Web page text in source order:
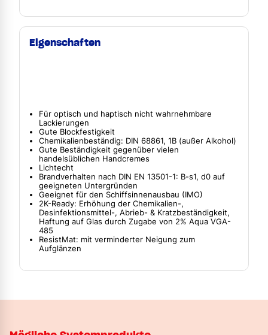
Eigenschaften
Für optisch und haptisch nicht wahrnehmbare
Lackierungen
Gute Blockfestigkeit
Chemikalienbeständig: DIN 68861, 1B (außer Alkohol)
Gute Beständigkeit gegenüber vielen
handelsüblichen Handcremes
Lichtecht
Brandverhalten nach DIN EN 13501-1: B-s1, d0 auf
geeigneten Untergründen
Geeignet für den Schiffsinnenausbau (IMO)
2K-Ready: Erhöhung der Chemikalien-,
Desinfektionsmittel-, Abrieb- & Kratzbeständigkeit,
Haftung auf Glas durch Zugabe von 2% Aqua VGA-
485
ResistMat: mit verminderter Neigung zum
Aufglänzen